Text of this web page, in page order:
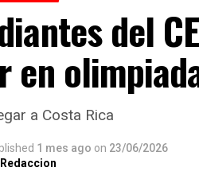
del
en
a Costa Rica
1 mes ago on 23/06/2026
Redaccion